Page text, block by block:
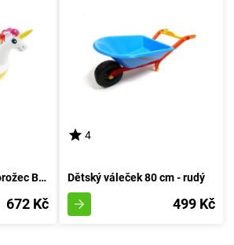
Dětský bazén Jednorožec Bestway 57441 - Koupací bazén Jednorožec Bestway 57441
672 Kč
4
Dětský váleček 80 cm - rudý
499 Kč